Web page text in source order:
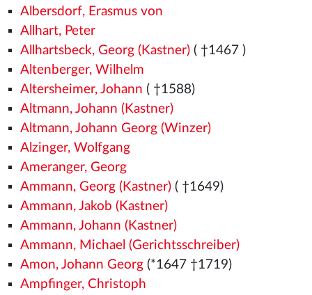
Albersdorf, Erasmus von
Allhart, Peter
Allhartsbeck, Georg (Kastner)( †1467 )
Altenberger, Wilhelm
Altersheimer, Johann ( †1588)
Altmann, Johann (Kastner)
Altmann, Johann Georg (Winzer)
Alzinger, Wolfgang
Ameranger, Georg
Ammann, Georg (Kastner)( †1649)
Ammann, Jakob (Kastner)
Ammann, Johann (Kastner)
Ammann, Michael (Gerichtsschreiber)
Amon, Johann Georg(*1647 †1719)
Ampfinger, Christoph